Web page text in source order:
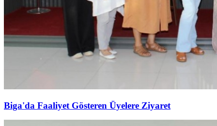
Biga'da Faaliyet Gösteren Üyelere Ziyaret